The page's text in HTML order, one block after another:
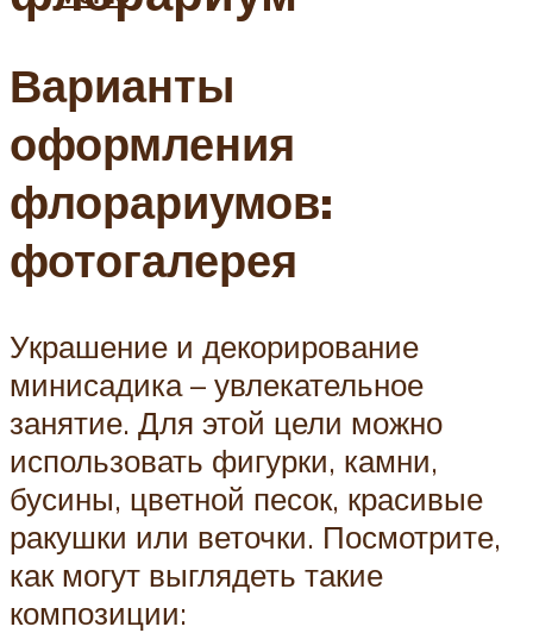
Варианты
оформления
флорариумов:
фотогалерея
Украшение и декорирование
минисадика – увлекательное
занятие. Для этой цели можно
использовать фигурки, камни,
бусины, цветной песок, красивые
ракушки или веточки. Посмотрите,
как могут выглядеть такие
композиции: